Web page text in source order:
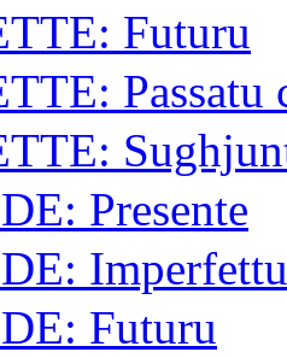
Futuru
Passatu
Presente
Imperfettu
Futuru